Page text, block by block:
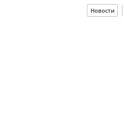
Новости